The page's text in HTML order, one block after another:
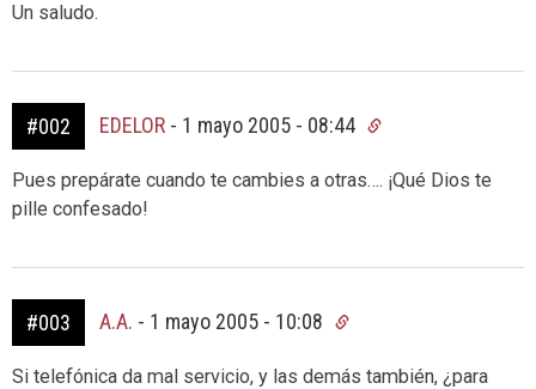
Un saludo.
#002 EDELOR - 1 mayo 2005 - 08:44
Pues prepárate cuando te cambies a otras…. ¡Qué Dios te
pille confesado!
#003 A.A. - 1 mayo 2005 - 10:08
Si telefónica da mal servicio, y las demás también, ¿para